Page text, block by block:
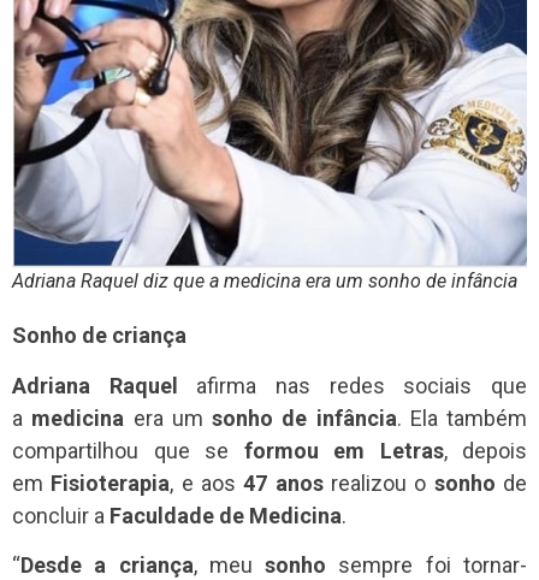
Adriana Raquel diz que a medicina era um sonho de infância
Sonho de criança
Adriana Raquel afirma nas redes sociais que
a medicina era um sonho de infância. Ela também
compartilhou que se formou em Letras, depois
em Fisioterapia, e aos47 anosrealizou o sonho de
concluir a Faculdade de Medicina.
“Desde a criança, meusonho sempre foi tornar-